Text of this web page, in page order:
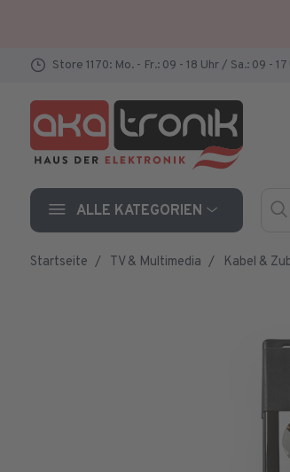
Store 1170: Mo. - Fr.: 09 - 18 Uhr / Sa.: 09 - 17
ALLE KATEGORIEN
Startseite TV & Multimedia Kabel &